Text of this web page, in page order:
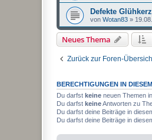
Defekte
von Wotan83 »
Neues Thema
Zurück zur Foren-
BERECHTIGUNGEN IN
Du darfst keine neuen Themen
Du darfst keineAntworten zu
Du darfst deine Beiträge in
Du darfst deine Beiträge in